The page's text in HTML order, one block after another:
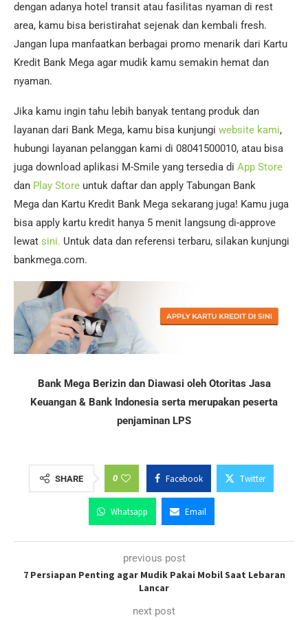
dengan adanya hotel transit atau fasilitas nyaman di rest
area, kamu bisa beristirahat sejenak dan kembali fresh.
Jangan lupa manfaatkan berbagai promo menarik dari Kartu
Kredit Bank Mega agar mudik kamu semakin hemat dan
nyaman.
Jika kamu ingin tahu lebih banyak tentang produk dan
layanan dari Bank Mega, kamu bisa kunjungi website kami,
hubungi layanan pelanggan kami di 08041500010, atau bisa
juga download aplikasi M-Smile yang tersedia di App Store
dan Play Store untuk daftar dan apply Tabungan Bank
Mega dan Kartu Kredit Bank Mega sekarang juga! Kamu juga
bisa apply kartu kredit hanya 5 menit langsung di-approve
lewat sini. Untuk data dan referensi terbaru, silakan kunjungi
bankmega.com.
Bank Mega Berizin dan Diawasi oleh Otoritas Jasa
Keuangan & Bank Indonesia serta merupakan peserta
penjaminan LPS
SHARE 0 Facebook Twitter
Whatsapp Email
previous post
7 Persiapan Penting agar Mudik Pakai Mobil Saat Lebaran
Lancar
next post